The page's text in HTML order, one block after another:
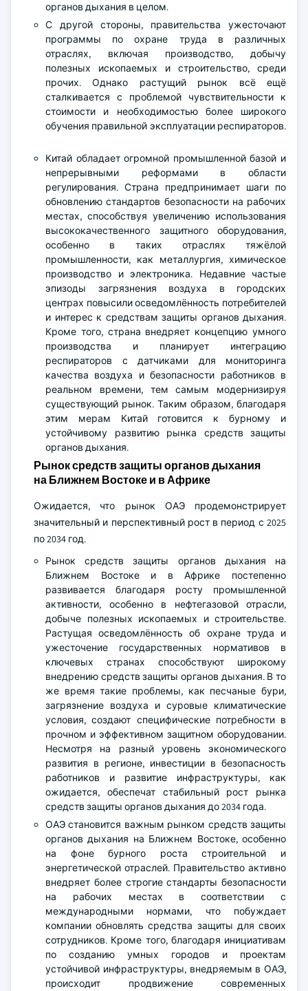
органов дыхания в целом.
С другой стороны, правительства ужесточают
программы по охране труда в различных
отраслях, включая производство, добычу
полезных ископаемых и строительство, среди
прочих. Однако растущий рынок всё ещё
сталкивается с проблемой чувствительности к
стоимости и необходимостью более широкого
обучения правильной эксплуатации респираторов.
Китай обладает огромной промышленной базой и
непрерывными реформами в области
регулирования. Страна предпринимает шаги по
обновлению стандартов безопасности на рабочих
местах, способствуя увеличению использования
высококачественного защитного оборудования,
особенно в таких отраслях тяжёлой
промышленности, как металлургия, химическое
производство и электроника. Недавние частые
эпизоды загрязнения воздуха в городских
центрах повысили осведомлённость потребителей
и интерес к средствам защиты органов дыхания.
Кроме того, страна внедряет концепцию умного
производства и планирует интеграцию
респираторов с датчиками для мониторинга
качества воздуха и безопасности работников в
реальном времени, тем самым модернизируя
существующий рынок. Таким образом, благодаря
этим мерам Китай готовится к бурному и
устойчивому развитию рынка средств защиты
органов дыхания.
Рынок средств защиты органов дыхания
на Ближнем Востоке и в Африке
Ожидается, что рынок ОАЭ продемонстрирует
значительный и перспективный рост в период с 2025
по 2034 год.
Рынок средств защиты органов дыхания на
Ближнем Востоке и в Африке постепенно
развивается благодаря росту промышленной
активности, особенно в нефтегазовой отрасли,
добыче полезных ископаемых и строительстве.
Растущая осведомлённость об охране труда и
ужесточение государственных нормативов в
ключевых странах способствуют широкому
внедрению средств защиты органов дыхания. В то
же время такие проблемы, как песчаные бури,
загрязнение воздуха и суровые климатические
условия, создают специфические потребности в
прочном и эффективном защитном оборудовании.
Несмотря на разный уровень экономического
развития в регионе, инвестиции в безопасность
работников и развитие инфраструктуры, как
ожидается, обеспечат стабильный рост рынка
средств защиты органов дыхания до 2034 года.
ОАЭ становится важным рынком средств защиты
органов дыхания на Ближнем Востоке, особенно
на фоне бурного роста строительной и
энергетической отраслей. Правительство активно
внедряет более строгие стандарты безопасности
на рабочих местах в соответствии с
международными нормами, что побуждает
компании обновлять средства защиты для своих
сотрудников. Кроме того, благодаря инициативам
по созданию умных городов и проектам
устойчивой инфраструктуры, внедряемым в ОАЭ,
происходит продвижение современных